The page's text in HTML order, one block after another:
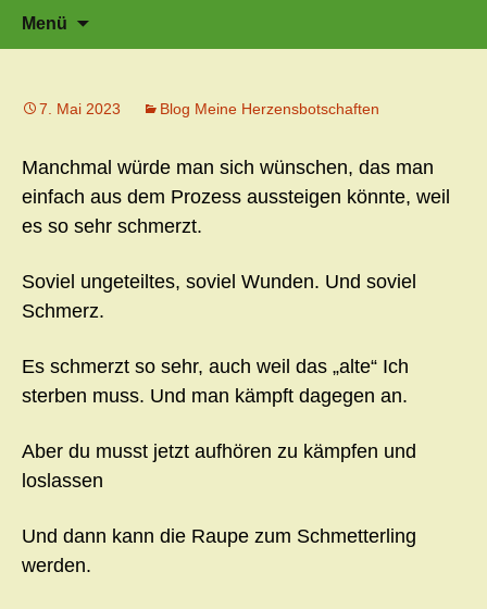
ZumHerzflüstern – Sonja Schwarzmaier –
Herzfluestern.de
Zeit für neue Wege
Menü
nach:
7. Mai 2023 Blog Meine Herzensbotschaften
Manchmal würde man sich wünschen, das man
einfach aus dem Prozess aussteigen könnte, weil
es so sehr schmerzt.
Soviel ungeteiltes, soviel Wunden. Und soviel
Schmerz.
Es schmerzt so sehr, auch weil das „alte“ Ich
sterben muss. Und man kämpft dagegen an.
Aber du musst jetzt aufhören zu kämpfen und
loslassen
Und dann kann die Raupe zum Schmetterling
werden.